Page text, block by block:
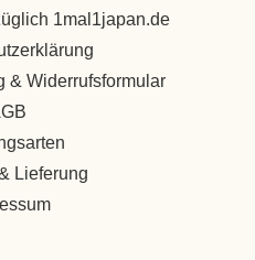
1mal1japan.de
& Widerrufsformular
Lieferung